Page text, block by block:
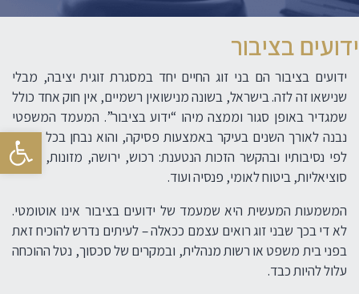
פתח
ידועים בציבור
ידועים בציבור הם בני זוג החיים יחד במסגרת זוגית יציבה, מבלי
שנישאו זה לזה. בישראל, בשונה מנישואין רשמיים, אין חוק אחד כולל
שמגדיר באופן סגור וממצה מיהו “ידוע בציבור”. המעמד המשפטי
נבנה לאורך השנים בעיקר באמצעות פסיקה, והוא נבחן בכל מקרה
לפי נסיבותיו ובהקשר הזכות הנטענת: רכוש, ירושה, מזונות, זכויות
סוציאליות, ביטוח לאומי, פנסיה ועוד.
המשמעות המעשית היא שמעמד של ידועים בציבור אינו אוטומטי.
לא די בכך שבני זוג רואים עצמם ככאלה – לעיתים נדרש להוכיח זאת
בפני בית משפט או רשות מנהלית, ובמקרים של סכסוך, נטל ההוכחה
עלול להיות כבד.